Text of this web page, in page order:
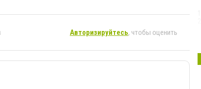
Авторизируйтесь, чтобы оценить